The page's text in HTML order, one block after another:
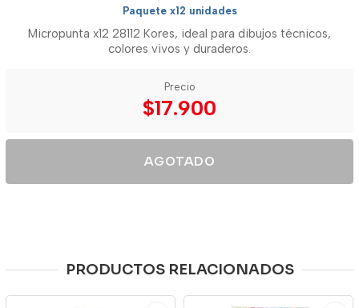
Paquete x12 unidades
Micropunta x12 28112 Kores, ideal para dibujos técnicos,
colores vivos y duraderos.
Precio
$17.900
AGOTADO
PRODUCTOS RELACIONADOS